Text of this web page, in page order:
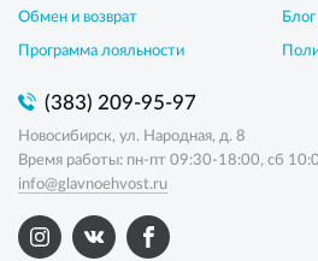
Обмен и возврат
Программа лояльности
Блог
(383) 209-95-97
Новосибирск, ул. Народная, д. 8
Время работы: пн-пт 09:30-18:00, сб
info@glavnoehvost.ru